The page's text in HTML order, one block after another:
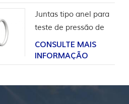
cabeça de poço
Juntas tipo anel para
teste de pressão de
válvula
CONSULTE MAIS
INFORMAÇÃO